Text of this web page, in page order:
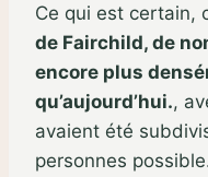
Ce qui est certain,
de Fairchild, de
encore plus
qu’aujourd’hui.,
avaient été
personnes